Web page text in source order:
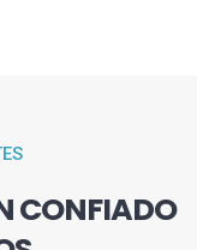
CONFIADO